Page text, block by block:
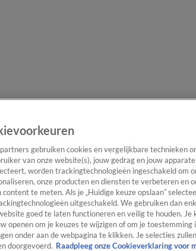
partners gebruiken cookies en vergelijkbare technieken
van onze website(s), jouw gedrag en jouw
worden trackingtechnologieën ingeschakeld om
onze producten en diensten te verbeteren en
te meten. Als je „Huidige keuze opslaan”
uitgeschakeld. We gebruiken dan
goed te laten functioneren en veilig te houden. Je
openen om je keuzes te wijzigen of om je
onder aan de webpagina te klikken. Je selecties
doorgevoerd. Raadpleeg onze Cookieverklaring voor